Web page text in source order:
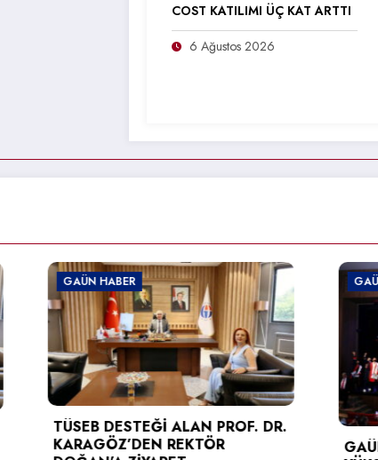
COST KATILIMI ÜÇ KAT ARTTI
6 Ağustos 2026
GAÜN HABER
GAÜN TEKNİK BİLİMLER MESLEK